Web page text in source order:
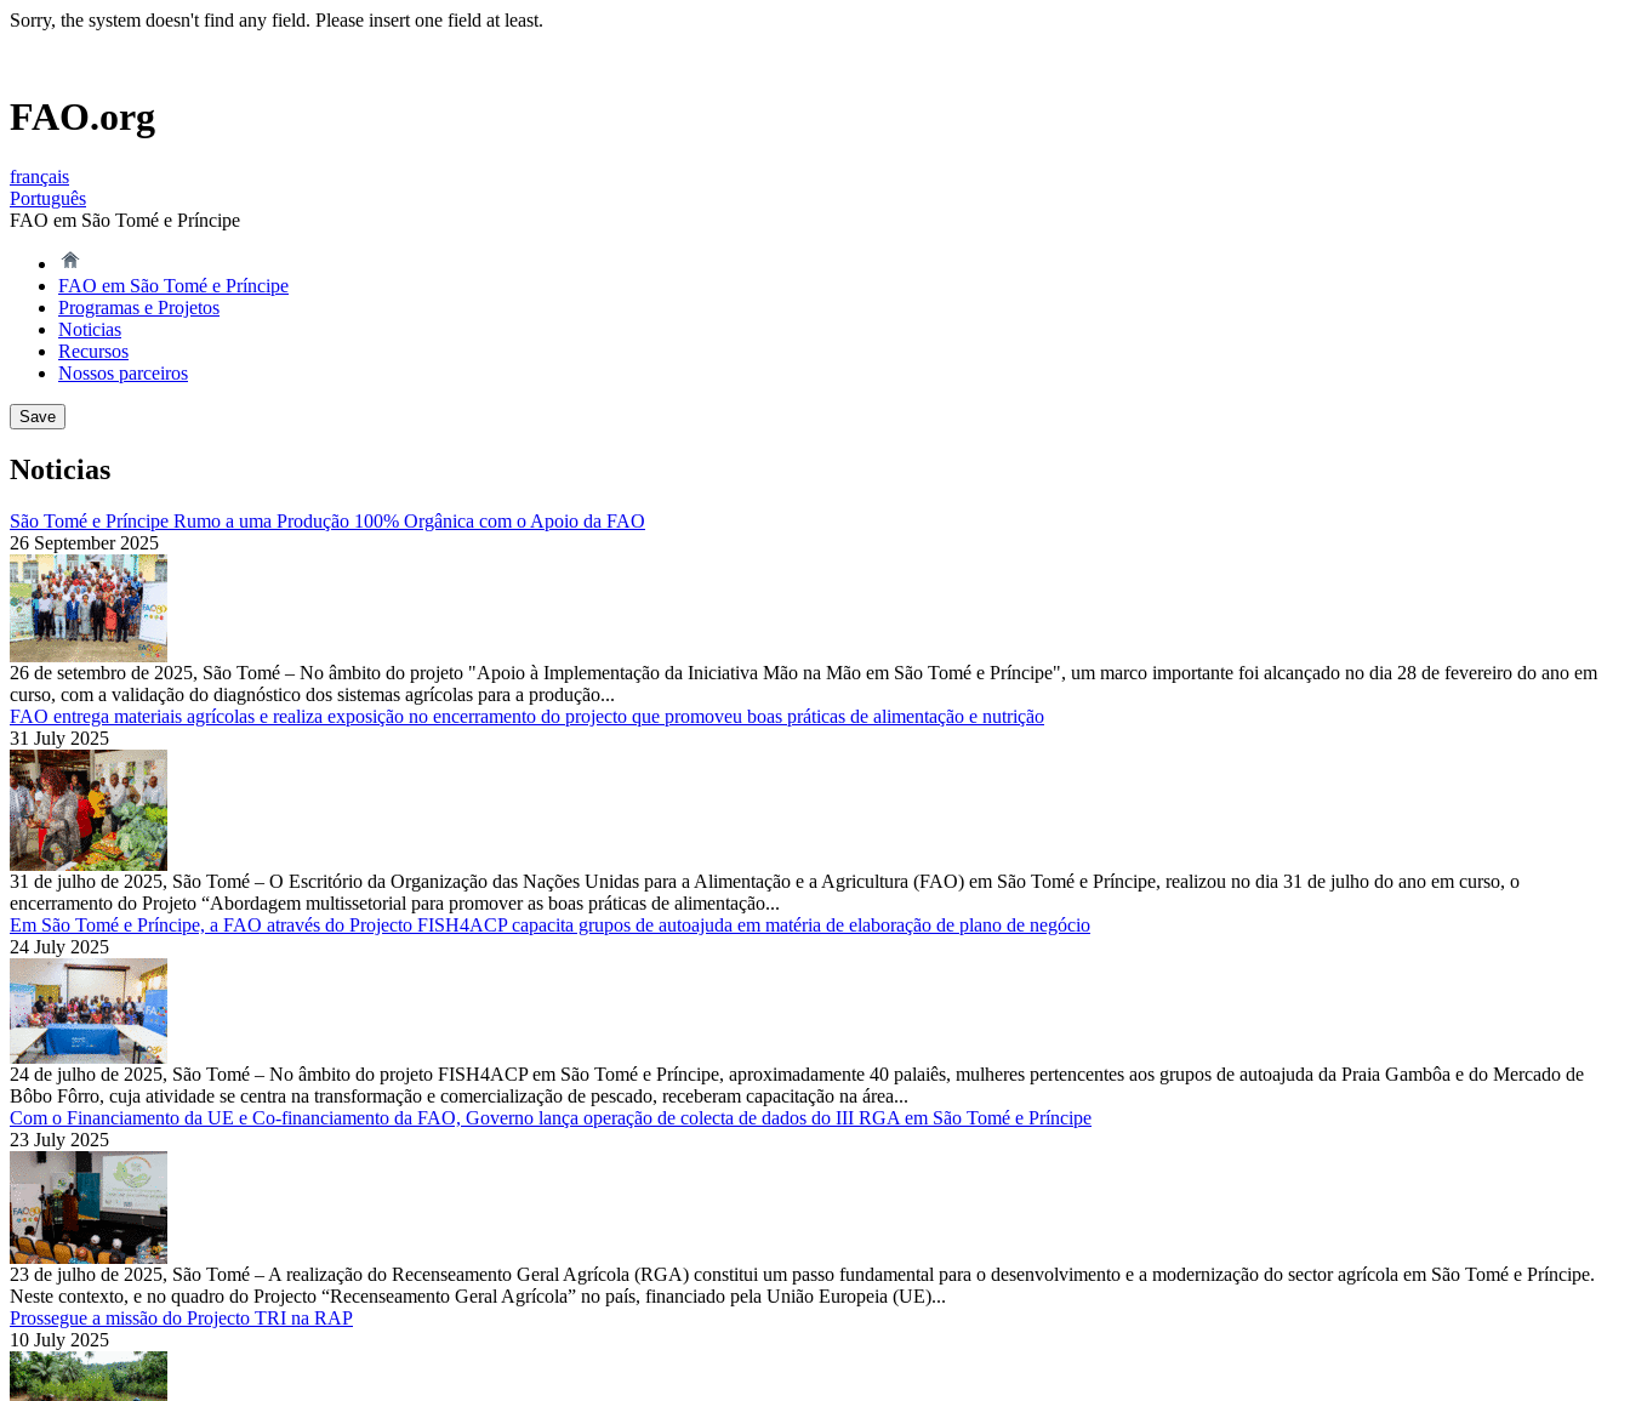
Sorry, the system doesn't find any field. Please insert one field at least.
FAO.org
français
Português
FAO em São Tomé e Príncipe
FAO em São Tomé e Príncipe
Programas e Projetos
Noticias
Recursos
Nossos parceiros
Noticias
São Tomé e Príncipe Rumo a uma Produção 100% Orgânica com o Apoio da FAO
26 September 2025
26 de setembro de 2025, São Tomé – No âmbito do projeto "Apoio à Implementação da Iniciativa Mão na Mão em São Tomé e Príncipe", um marco importante foi alcançado no dia 28 de fevereiro do ano em
curso, com a validação do diagnóstico dos sistemas agrícolas para a produção...
FAO entrega materiais agrícolas e realiza exposição no encerramento do projecto que promoveu boas práticas de alimentação e nutrição
31 July 2025
31 de julho de 2025, São Tomé – O Escritório da Organização das Nações Unidas para a Alimentação e a Agricultura (FAO) em São Tomé e Príncipe, realizou no dia 31 de julho do ano em curso, o
encerramento do Projeto “Abordagem multissetorial para promover as boas práticas de alimentação...
Em São Tomé e Príncipe, a FAO através do Projecto FISH4ACP capacita grupos de autoajuda em matéria de elaboração de plano de negócio
24 July 2025
24 de julho de 2025, São Tomé – No âmbito do projeto FISH4ACP em São Tomé e Príncipe, aproximadamente 40 palaiês, mulheres pertencentes aos grupos de autoajuda da Praia Gambôa e do Mercado de
Bôbo Fôrro, cuja atividade se centra na transformação e comercialização de pescado, receberam capacitação na área...
Com o Financiamento da UE e Co-financiamento da FAO, Governo lança operação de colecta de dados do III RGA em São Tomé e Príncipe
23 July 2025
23 de julho de 2025, São Tomé – A realização do Recenseamento Geral Agrícola (RGA) constitui um passo fundamental para o desenvolvimento e a modernização do sector agrícola em São Tomé e Príncipe.
Neste contexto, e no quadro do Projecto “Recenseamento Geral Agrícola” no país, financiado pela União Europeia (UE)...
Prossegue a missão do Projecto TRI na RAP
10 July 2025